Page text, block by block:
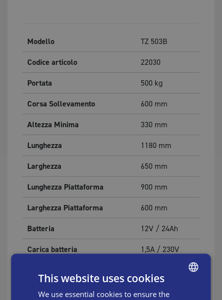
Modello
TZ 503B
Codice articolo
22030
Portata
500 kg
Corsa Sollevamento
600 mm
Altezza Minima
330 mm
Lunghezza
1180 mm
Larghezza
650 mm
Lunghezza Piattaforma
900 mm
Larghezza Piattaforma
600 mm
Batteria
12V / 24Ah
Carica batteria
1,5A / 230V
ENGLISH
This website uses cookies
We use essential cookies to ensure the